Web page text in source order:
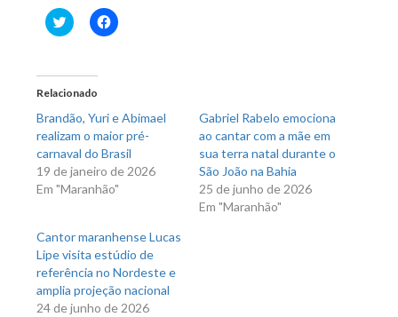
Clique
para
em
nova
janela)
Clique
para
Relacionado
Brandão, Yuri e Abimael
realizam o maior pré-
carnaval do Brasil
19 de janeiro de 2026
Em "Maranhão"
Gabriel Rabelo emociona
ao cantar com a mãe em
sua terra natal durante o
São João na Bahia
25 de junho de 2026
Em "Maranhão"
Cantor maranhense Lucas
Lipe visita estúdio de
referência no Nordeste e
amplia projeção nacional
24 de junho de 2026